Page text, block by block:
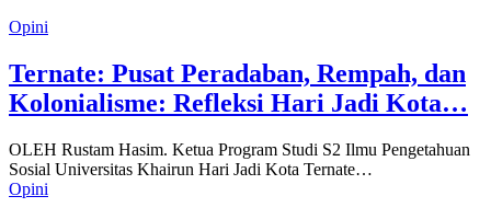
Opini
Ternate: Pusat Peradaban, Rempah, dan
Kolonialisme: Refleksi Hari Jadi Kota…
OLEH Rustam Hasim. Ketua Program Studi S2 Ilmu Pengetahuan
Sosial Universitas Khairun Hari Jadi Kota Ternate…
Opini